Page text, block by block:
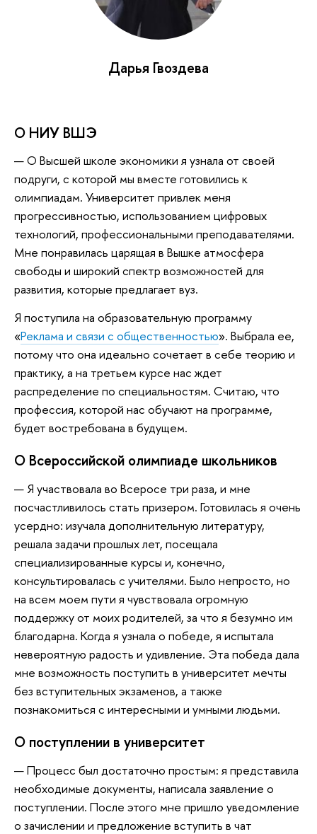
Дарья Гвоздева
О НИУ ВШЭ
— О Высшей школе экономики я узнала от своей
подруги, с которой мы вместе готовились к
олимпиадам. Университет привлек меня
прогрессивностью, использованием цифровых
технологий, профессиональными преподавателями.
Мне понравилась царящая в Вышке атмосфера
свободы и широкий спектр возможностей для
развития, которые предлагает вуз.
Я поступила на образовательную программу
«Реклама и связи с общественностью». Выбрала ее,
потому что она идеально сочетает в себе теорию и
практику, а на третьем курсе нас ждет
распределение по специальностям. Считаю, что
профессия, которой нас обучают на программе,
будет востребована в будущем.
О Всероссийской олимпиаде школьников
— Я участвовала во Всеросе три раза, и мне
посчастливилось стать призером. Готовилась я очень
усердно: изучала дополнительную литературу,
решала задачи прошлых лет, посещала
специализированные курсы и, конечно,
консультировалась с учителями. Было непросто, но
на всем моем пути я чувствовала огромную
поддержку от моих родителей, за что я безумно им
благодарна. Когда я узнала о победе, я испытала
невероятную радость и удивление. Эта победа дала
мне возможность поступить в университет мечты
без вступительных экзаменов, а также
познакомиться с интересными и умными людьми.
О поступлении в университет
— Процесс был достаточно простым: я представила
необходимые документы, написала заявление о
поступлении. После этого мне пришло уведомление
о зачислении и предложение вступить в чат